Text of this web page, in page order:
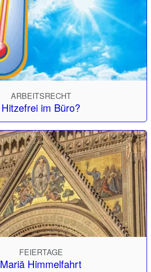
ARBEITSRECHT
Hitzefrei im Büro?
FEIERTAGE
Mariä Himmelfahrt